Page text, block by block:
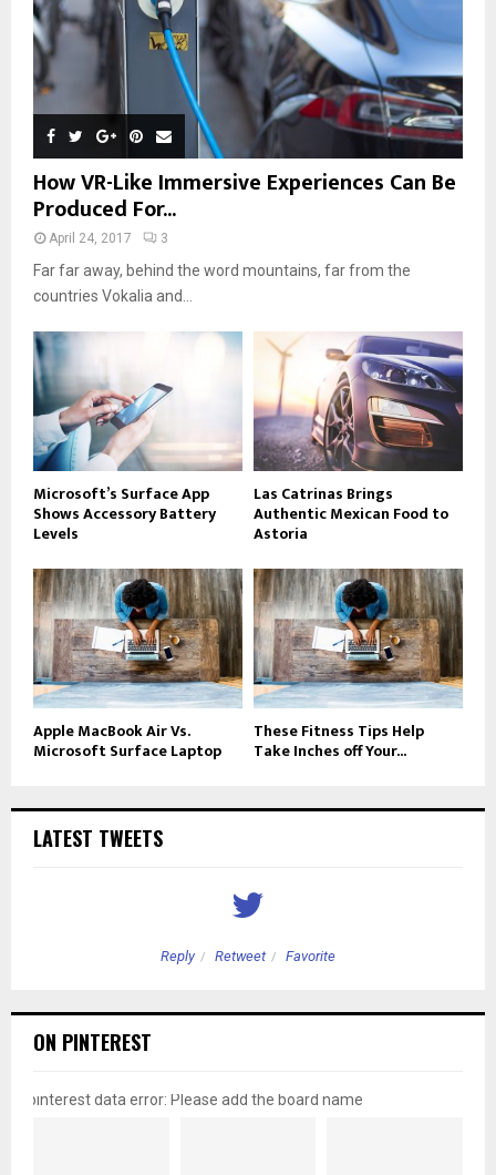
How VR-Like Immersive Experiences Can Be
Produced For...
April 24, 2017 3
Far far away, behind the word mountains, far from the
countries Vokalia and...
Microsoft’s Surface App
Shows Accessory Battery
Levels
Las Catrinas Brings
Authentic Mexican Food to
Astoria
Apple MacBook Air Vs.
Microsoft Surface Laptop
These Fitness Tips Help
Take Inches off Your...
LATEST TWEETS
Reply Retweet Favorite
ON PINTEREST
pinterest data error: Please add the board name